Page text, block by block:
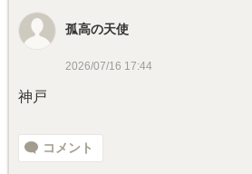
孤高の天使
2026/07/16 17:44
神戸
コメント